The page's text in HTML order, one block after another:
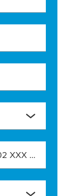
Teléfono [formato previsto: +502 XXX XXX XXXX]